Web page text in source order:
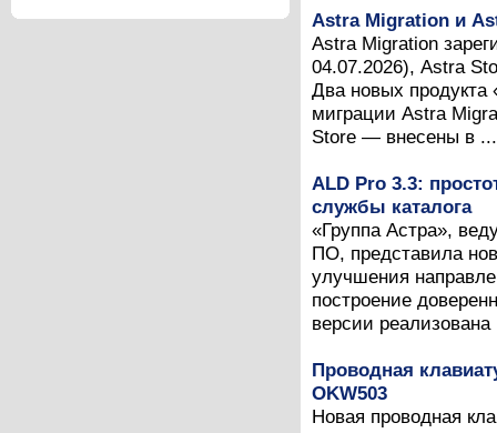
Astra Migration и
Astra Migration
04.07.2026), Astra
Два новых продукта
миграции Astra
Store — внесены в ...
ALD Pro 3.3:
службы каталога
«Группа Астра»,
ПО, представила
улучшения
построение
версии
Проводная
OKW503
Новая проводная